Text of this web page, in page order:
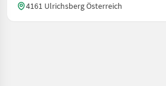
4161 Ulrichsberg Österreich